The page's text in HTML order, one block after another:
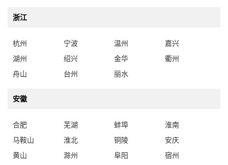
浙江
杭州 宁波 温州
嘉兴
湖州
绍兴 金华
衢州
舟山
台州 丽水
安徽
合肥 芜湖 蚌埠
淮南
马鞍山
淮北 铜陵
安庆
黄山
滁州 阜阳
宿州